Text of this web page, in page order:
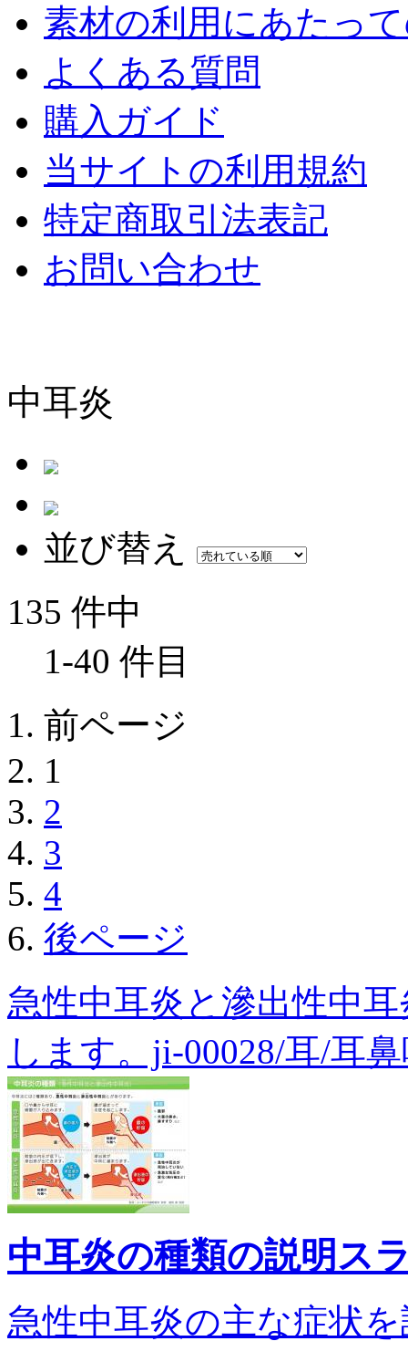
素材の利用にあたっ
よくある質問
購入ガイド
当サイトの利用規約
特定商取引法表記
お問い合わせ
中耳炎
並び替え
135 件中
1-40 件目
前ページ
1
2
3
4
後ページ
急性中耳炎と滲出性中
します。ji-00028/耳/耳
中耳炎の種類の説明ス
急性中耳炎の主な症状